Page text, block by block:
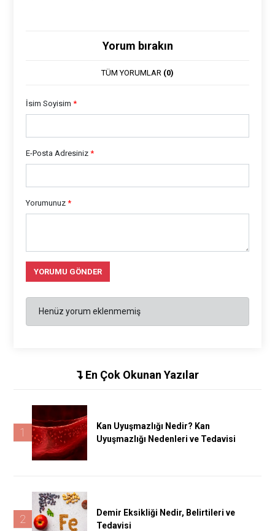
Yorum bırakın
TÜM YORUMLAR (0)
İsim Soyisim*
E-Posta Adresiniz*
Yorumunuz*
YORUMU GÖNDER
Henüz yorum eklenmemiş
En Çok Okunan Yazılar
1
Kan Uyuşmazlığı Nedir? Kan
Uyuşmazlığı Nedenleri ve Tedavisi
2
Demir Eksikliği Nedir, Belirtileri ve
Tedavisi